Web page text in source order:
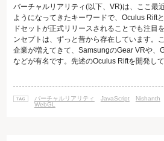
バーチャルリアリティ(以下、VR)は、ここ最
ようになってきたキーワードで、Oculus Rift
ドセットが正式リリースされることでも注目
ンセプトは、ずっと昔から存在しています。
企業が増えてきて、SamsungのGear VRや、
などが有名です。先述のOculus Riftを開発し
より約2,000億円で買収されたことでも注目
ところが想定されています。 ゲームでいうと
バーチャルリアリティ JavaScript Nishanth
WebGL